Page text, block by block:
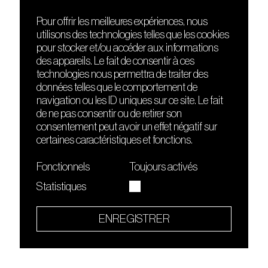
DÉCOUVRIR
Le lieu
Contact
Presse
Cours de DJing
TMLAB
FRIENDS
Nuits sonores
HEAT
Hôtel71
La Gaîté Lyrique
Le Sucre fait partie de
Quartier culturel et créatif
Pour offrir les meilleures expériences, nous
utilisons des technologies telles que les cookies
pour stocker et/ou accéder aux informations
des appareils. Le fait de consentir à ces
technologies nous permettra de traiter des
données telles que le comportement de
navigation ou les ID uniques sur ce site. Le fait
de ne pas consentir ou de retirer son
consentement peut avoir un effet négatif sur
certaines caractéristiques et fonctions.
Fonctionnels
Toujours activés
Statistiques
ENREGISTRER